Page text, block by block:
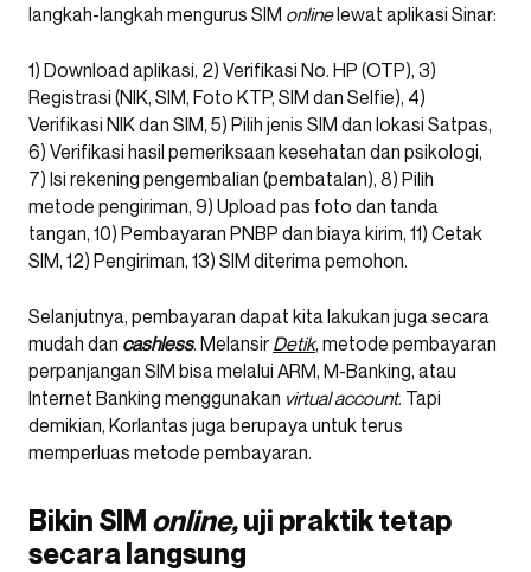
langkah-langkah mengurus SIM onlinelewat aplikasi Sinar:
1) Download aplikasi, 2) Verifikasi No. HP (OTP), 3)
Registrasi (NIK, SIM, Foto KTP, SIM dan Selfie), 4)
Verifikasi NIK dan SIM, 5) Pilih jenis SIM dan lokasi Satpas,
6) Verifikasi hasil pemeriksaan kesehatan dan psikologi,
7) Isi rekening pengembalian (pembatalan), 8) Pilih
metode pengiriman, 9) Upload pas foto dan tanda
tangan, 10) Pembayaran PNBP dan biaya kirim, 11) Cetak
SIM, 12) Pengiriman, 13) SIM diterima pemohon.
Selanjutnya, pembayaran dapat kita lakukan juga secara
mudah dan cashless. Melansir Detik, metode pembayaran
perpanjangan SIM bisa melalui ARM, M-Banking, atau
Internet Banking menggunakan virtual account. Tapi
demikian, Korlantas juga berupaya untuk terus
memperluas metode pembayaran.
Bikin SIM online,uji praktik tetap
secara langsung